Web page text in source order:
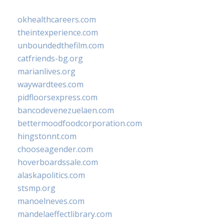
okhealthcareers.com
theintexperience.com
unboundedthefilm.com
catfriends-bg.org
marianlives.org
waywardtees.com
pidfloorsexpress.com
bancodevenezuelaen.com
bettermoodfoodcorporation.com
hingstonnt.com
chooseagender.com
hoverboardssale.com
alaskapolitics.com
stsmp.org
manoelneves.com
mandelaeffectlibrary.com